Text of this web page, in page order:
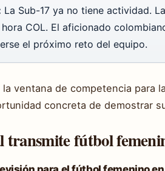
La Sub-17 ya no tiene actividad.
COL. El aficionado
el próximo reto del equipo.
la ventana de competencia para
concreta de demostrar
transmite fútbol